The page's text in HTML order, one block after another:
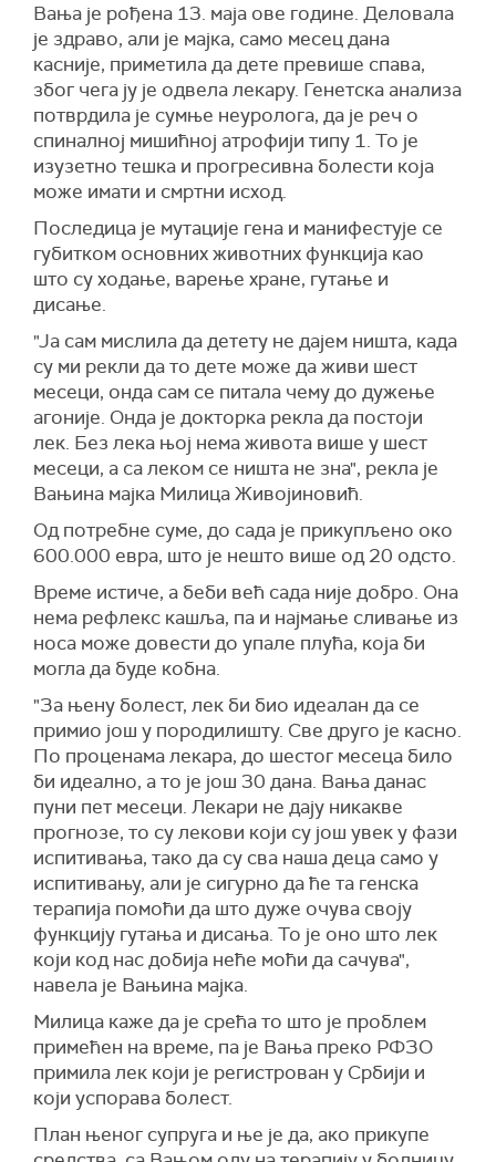
Вања је рођена 13. маја ове године. Деловала
је здраво, али је мајка, само месец дана
касније, приметила да дете превише спава,
због чега ју је одвела лекару. Генетска анализа
потврдила је сумње неуролога, да је реч о
спиналној мишићној атрофији типу 1. То је
изузетно тешка и прогресивна болести која
може имати и смртни исход.
Последица је мутације гена и манифестује се
губитком основних животних функција као
што су ходање, варење хране, гутање и
дисање.
"Ја сам мислила да детету не дајем ништа, када
су ми рекли да то дете може да живи шест
месеци, онда сам се питала чему до дужење
агоније. Онда је докторка рекла да постоји
лек. Без лека њој нема живота више у шест
месеци, а са леком се ништа не зна", рекла је
Вањина мајка Милица Живојиновић.
Од потребне суме, до сада је прикупљено око
600.000 евра, што је нешто више од 20 одсто.
Време истиче, а беби већ сада није добро. Она
нема рефлекс кашља, па и најмање сливање из
носа може довести до упале плућа, која би
могла да буде кобна.
"За њену болест, лек би био идеалан да се
примио још у породилишту. Све друго је касно.
По проценама лекара, до шестог месеца било
би идеално, а то је још 30 дана. Вања данас
пуни пет месеци. Лекари не дају никакве
прогнозе, то су лекови који су још увек у фази
испитивања, тако да су сва наша деца само у
испитивању, али је сигурно да ће та генска
терапија помоћи да што дуже очува своју
функцију гутања и дисања. То је оно што лек
који код нас добија неће моћи да сачува",
навела је Вањина мајка.
Милица каже да је срећа то што је проблем
примећен на време, па је Вања преко РФЗО
примила лек који је регистрован у Србији и
који успорава болест.
План њеног супруга и ње је да, ако прикупе